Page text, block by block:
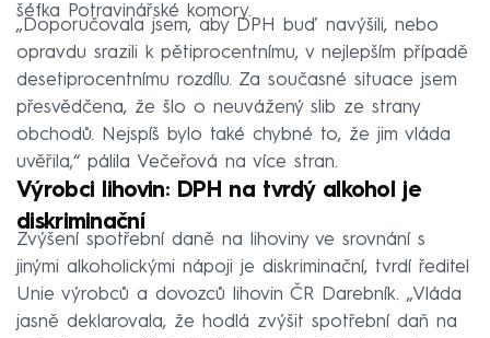
šéfka Potravinářské komory.
„Doporučovala jsem, aby DPH buď navýšili, nebo
opravdu srazili k pětiprocentnímu, v nejlepším případě
desetiprocentnímu rozdílu. Za současné situace jsem
přesvědčena, že šlo o neuvážený slib ze strany
obchodů. Nejspíš bylo také chybné to, že jim vláda
uvěřila,“ pálila Večeřová na více stran.
Výrobci lihovin: DPH na tvrdý alkohol je
diskriminační
Zvýšení spotřební daně na lihoviny ve srovnání s
jinými alkoholickými nápoji je diskriminační, tvrdí ředitel
Unie výrobců a dovozců lihovin ČR Darebník. „Vláda
jasně deklarovala, že hodlá zvýšit spotřební daň na